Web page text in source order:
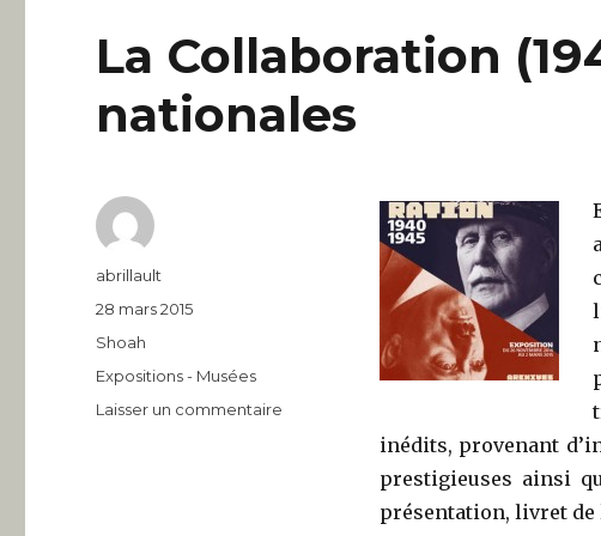
La Collaboration
nationales
inédits, provenant
prestigieuses ainsi
présentation, livret de
Auteur
abrillault
Publié
le
28 mars 2015
Catégories
Shoah
Étiquettes
Expositions - Musées
Laisser un commentaire
Collaboration